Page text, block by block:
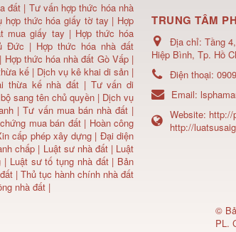
đất| Tư vấn hợp thức hóa nhà
hợp thức hóa giấy tờ tay | Hợp
mua giấy tay | Hợp thức hóa
Đức | Hợp thức hóa nhà đất
| Hợp thức hóa nhà đất Gò Vấp|
kế | Dịch vụ kê khai di sản |
thừa kế nhà đất | Tư vấn di
sang tên chủ quyền | Dịch vụ
|Tư vấn mua bán nhà đất |
mua bán đất | Hoàn công
cấp phép xây dựng | Đại diện
chấp | Luật sư nhà đất| Luật
| Luật sư tố tụng nhà đất | Bản
| Thủ tục hành chính nhà đất
nhà đất |
TRUNG TÂM
Địa chỉ: Tầng
Hiệp Bình, Tp. Hồ
Điện thoại:
Email:
Website: http://
http://
©
PL.